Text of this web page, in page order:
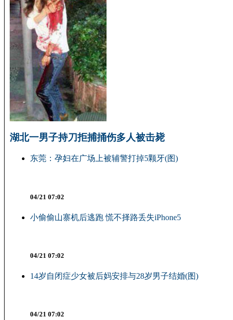
湖北一男子持刀拒捕捅伤多人被击毙
东莞：孕妇在广场上被辅警打掉5颗牙(图)
04/21 07:02
小偷偷山寨机后逃跑 慌不择路丢失iPhone5
04/21 07:02
14岁自闭症少女被后妈安排与28岁男子结婚(图)
04/21 07:02